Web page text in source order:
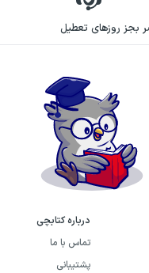
درباره کتابچی
تماس با ما
پشتیبانی